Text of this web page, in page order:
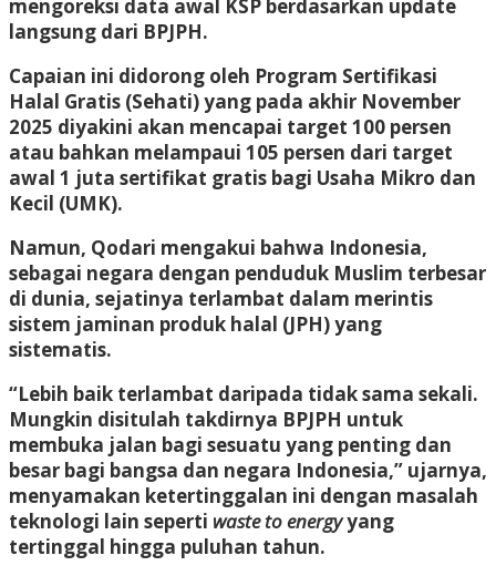
mengoreksi data awal KSP berdasarkan update
langsung dari BPJPH.
Capaian ini didorong oleh Program Sertifikasi
Halal Gratis (Sehati) yang pada akhir November
2025 diyakini akan mencapai target 100 persen
atau bahkan melampaui 105 persen dari target
awal 1 juta sertifikat gratis bagi Usaha Mikro dan
Kecil (UMK).
Namun, Qodari mengakui bahwa Indonesia,
sebagai negara dengan penduduk Muslim terbesar
di dunia, sejatinya terlambat dalam merintis
sistem jaminan produk halal (JPH) yang
sistematis.
“Lebih baik terlambat daripada tidak sama sekali.
Mungkin disitulah takdirnya BPJPH untuk
membuka jalan bagi sesuatu yang penting dan
besar bagi bangsa dan negara Indonesia,” ujarnya,
menyamakan ketertinggalan ini dengan masalah
teknologi lain seperti waste to energyyang
tertinggal hingga puluhan tahun.